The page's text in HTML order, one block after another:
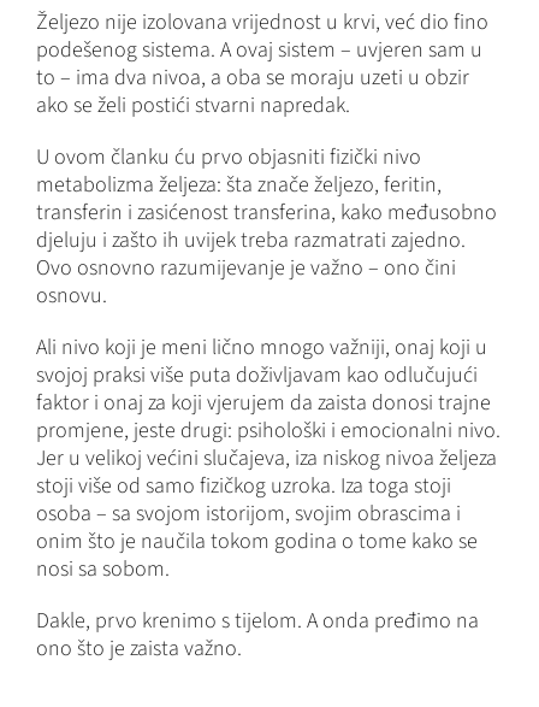
Željezo nije izolovana vrijednost u krvi, već dio fino
podešenog sistema. A ovaj sistem – uvjeren sam u
to – ima dva nivoa, a oba se moraju uzeti u obzir
ako se želi postići stvarni napredak.
U ovom članku ću prvo objasniti fizički nivo
metabolizma željeza: šta znače željezo, feritin,
transferin i zasićenost transferina, kako međusobno
djeluju i zašto ih uvijek treba razmatrati zajedno.
Ovo osnovno razumijevanje je važno – ono čini
osnovu.
Ali nivo koji je meni lično mnogo važniji, onaj koji u
svojoj praksi više puta doživljavam kao odlučujući
faktor i onaj za koji vjerujem da zaista donosi trajne
promjene, jeste drugi: psihološki i emocionalni nivo.
Jer u velikoj većini slučajeva, iza niskog nivoa željeza
stoji više od samo fizičkog uzroka. Iza toga stoji
osoba – sa svojom istorijom, svojim obrascima i
onim što je naučila tokom godina o tome kako se
nosi sa sobom.
Dakle, prvo krenimo s tijelom. A onda pređimo na
ono što je zaista važno.